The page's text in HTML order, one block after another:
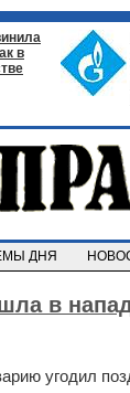
в
ДНЯ
в
угодил